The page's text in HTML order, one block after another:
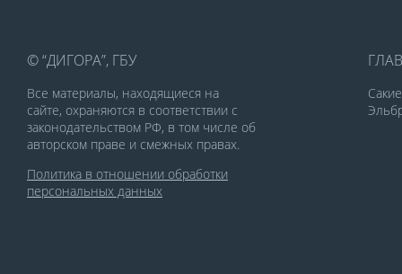
© “ДИГОРА”, ГБУ
Все материалы, находящиеся на
сайте, охраняются в соответствии с
законодательством РФ, в том числе об
авторском праве и смежных правах.
Политика в отношении обработки
персональных данных